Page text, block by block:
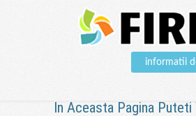
informatii
In Aceasta Pagina